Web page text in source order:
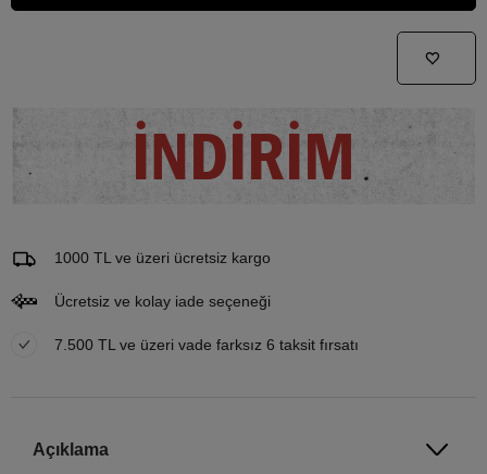
İNDİRİM
1000 TL ve üzeri ücretsiz kargo
Ücretsiz ve kolay iade seçeneği
7.500 TL ve üzeri vade farksız 6 taksit fırsatı
Açıklama